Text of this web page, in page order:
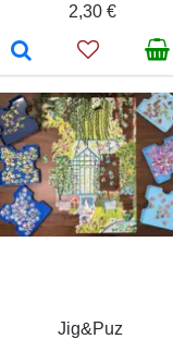
2,30 €
Jig&Puz